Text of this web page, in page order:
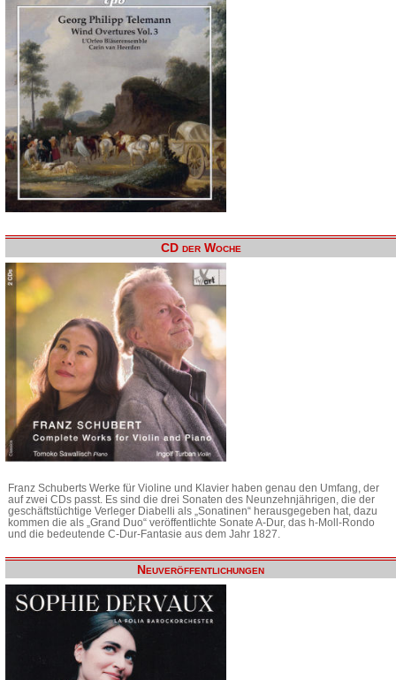
CD der Woche
Franz Schuberts Werke für Violine und Klavier haben genau den Umfang, der
auf zwei CDs passt. Es sind die drei Sonaten des Neunzehnjährigen, die der
geschäftstüchtige Verleger Diabelli als „Sonatinen“ herausgegeben hat, dazu
kommen die als „Grand Duo“ veröffentlichte Sonate A-Dur, das h-Moll-Rondo
und die bedeutende C-Dur-Fantasie aus dem Jahr 1827.
Neuveröffentlichungen